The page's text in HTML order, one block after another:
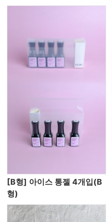
[B형] 아이스 통젤 4개입(B
형)